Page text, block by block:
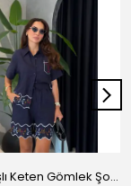
Luna Nakışlı Keten Gömlek Şort Takım - Lacivert